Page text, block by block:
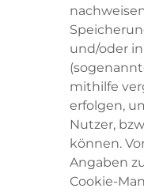
und/oder
mithilfe
erfolgen,
Nutzer,
können.
Angaben
Cookie-